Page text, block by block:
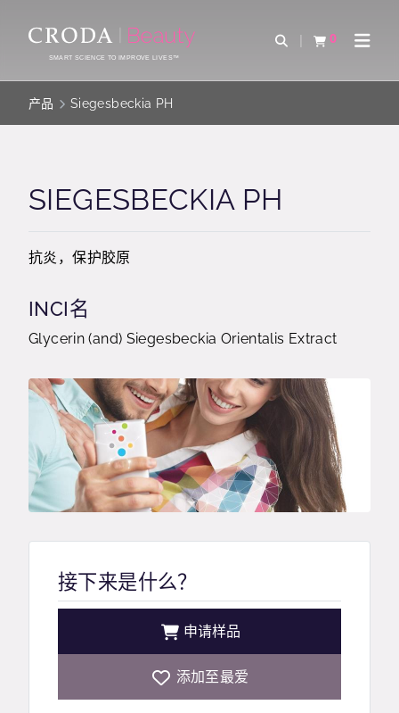
CONTENTSMART SCIENCE TO IMPROVE LIVES™
Open Search
0
查看购物车Open
产品 Siegesbeckia PH
SIEGESBECKIA PH
抗炎，保护胶原
INCI名
Glycerin (and) Siegesbeckia Orientalis Extract
接下来是什么？
申请样品
添加至最爱